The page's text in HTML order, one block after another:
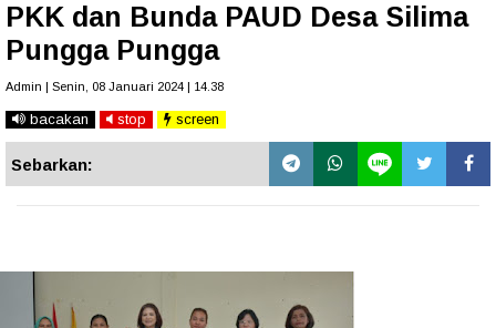
PKK dan Bunda PAUD Desa Silima
Pungga Pungga
Admin | Senin, 08 Januari 2024 | 14.38
bacakan stop screen
Sebarkan: